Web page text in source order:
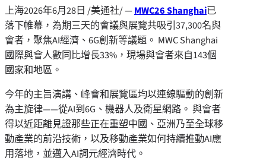
上海2026年6月28日 /美通社/ —MWC26 Shanghai已
落下帷幕，為期三天的會議與展覽共吸引37,300名與
會者，聚焦AI經濟、6G創新等議題。 MWC Shanghai
國際與會人數同比增長33%，現場與會者來自143個
國家和地區。
今年的主旨演講、峰會和展覽區均以連線驅動的創新
為主旋律——從AI到6G、機器人及衛星網路。 與會者
得以近距離見證那些正在重塑中國、亞洲乃至全球移
動產業的前沿技術，以及移動產業如何持續推動AI應
用落地，並邁入AI詞元經濟時代。